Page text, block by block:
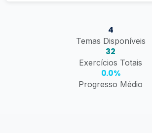
4
Temas Disponíveis
32
Exercícios Totais
0.0%
Progresso Médio